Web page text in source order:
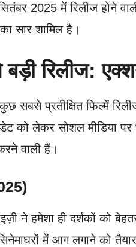
2025 में रिलीज होने
सार शामिल है।
रिलीज:
सबसे प्रतीक्षित फिल्में
को लेकर सोशल मीडिया
वाली हैं।
ने हमेशा ही दर्शकों को
में आग लगाने को